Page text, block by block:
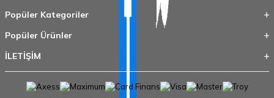
Popüler Kategoriler
Popüler Ürünler
İLETİŞİM